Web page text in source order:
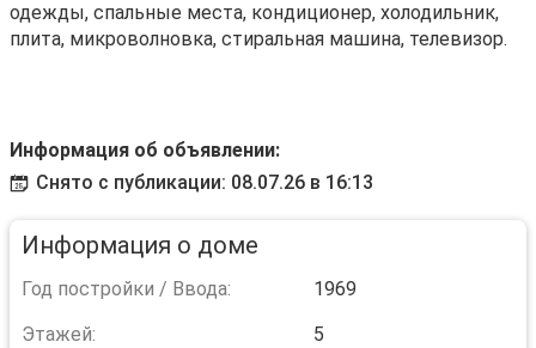
одежды, спальные места, кондиционер, холодильник,
плита, микроволновка, стиральная машина, телевизор.
Информация об объявлении:
Снято с публикации: 08.07.26 в 16:13
Информация о доме
Год постройки / Ввода:
1969
Этажей:
5